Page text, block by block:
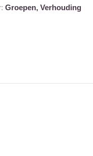
Groepen, Verhouding